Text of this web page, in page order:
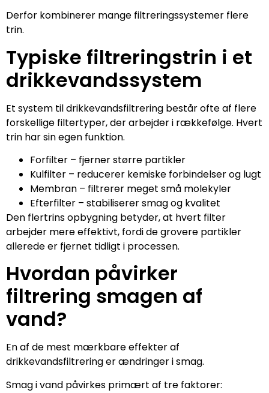
Derfor kombinerer mange filtreringssystemer flere
trin.
Typiske filtreringstrin i et
drikkevandssystem
Et system til drikkevandsfiltrering består ofte af flere
forskellige filtertyper, der arbejder i rækkefølge. Hvert
trin har sin egen funktion.
Forfilter – fjerner større partikler
Kulfilter – reducerer kemiske forbindelser og lugt
Membran – filtrerer meget små molekyler
Efterfilter – stabiliserer smag og kvalitet
Den flertrins opbygning betyder, at hvert filter
arbejder mere effektivt, fordi de grovere partikler
allerede er fjernet tidligt i processen.
Hvordan påvirker
filtrering smagen af
vand?
En af de mest mærkbare effekter af
drikkevandsfiltrering er ændringer i smag.
Smag i vand påvirkes primært af tre faktorer: